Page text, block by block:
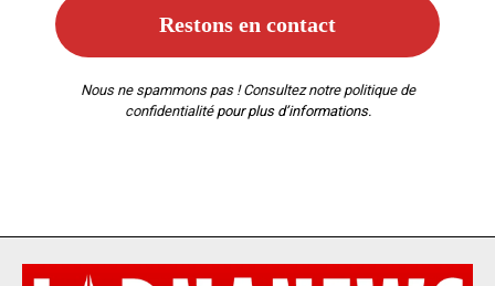
Nous ne spammons pas ! Consultez notre politique de
confidentialitépour plus d’informations.